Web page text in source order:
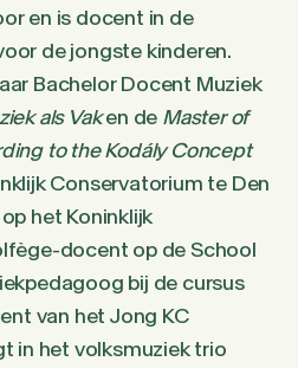
en is docent in de
de jongste kinderen.
Bachelor Docent Muziek
als Vaken de Master of
to the Kodály Concept
Conservatorium te Den
het Koninklijk
docent op de School
bij de cursus
van het Jong KC
in het volksmuziek trio